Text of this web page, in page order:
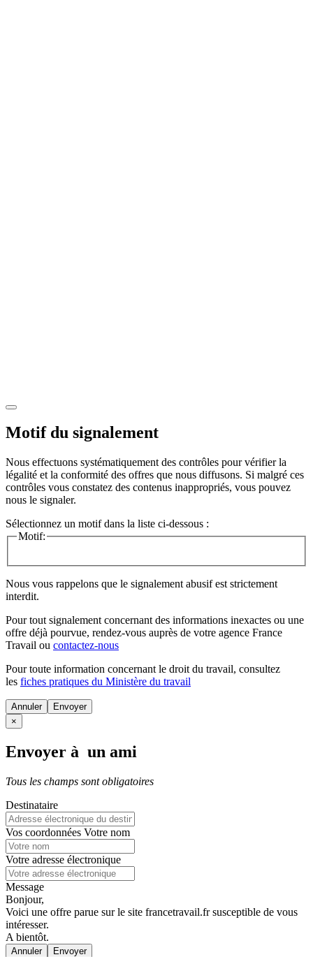
Motif du signalement
Nous effectuons systématiquement des contrôles pour vérifier la
légalité et la conformité des offres que nous diffusons. Si malgré ces
contrôles vous constatez des contenus inappropriés, vous pouvez
nous le signaler.
Sélectionnez un motif dans la liste ci-dessous :
Motif:
Nous vous rappelons que le signalement abusif est strictement
interdit.
Pour tout signalement concernant des informations inexactes ou une
offre déjà pourvue, rendez-vous auprès de votre agence France
Travail ou contactez-nous
Pour toute information concernant le droit du travail, consultez
les fiches pratiques du Ministère du travail
Annuler
×
Envoyer à un ami
Tous les champs sont obligatoires
Destinataire
Vos coordonnées Votre nom
Votre adresse électronique
Message
Bonjour,
Voici une offre parue sur le site francetravail.fr susceptible de vous
intéresser.
A bientôt.
Annuler